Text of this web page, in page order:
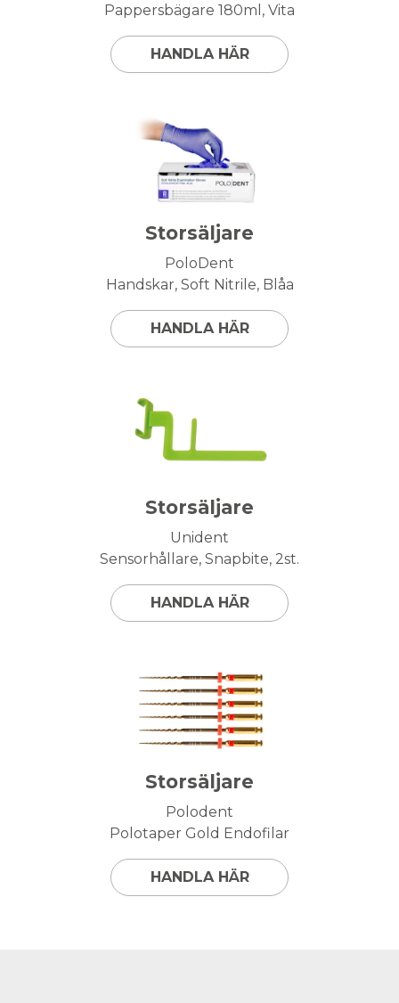
Pappersbägare 180ml, Vita
HANDLA HÄR
Storsäljare
PoloDent
Handskar, Soft Nitrile, Blåa
HANDLA HÄR
Storsäljare
Unident
Sensorhållare, Snapbite, 2st.
HANDLA HÄR
Storsäljare
Polodent
Polotaper Gold Endofilar
HANDLA HÄR